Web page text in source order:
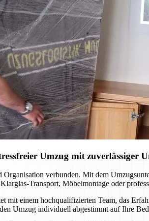
Umzug mit zuverlässiger
verbunden. Mit dem
Transport, Möbelmontage oder
mit einem hochqualifizierten Team, das
Umzug individuell abgestimmt auf Ihre